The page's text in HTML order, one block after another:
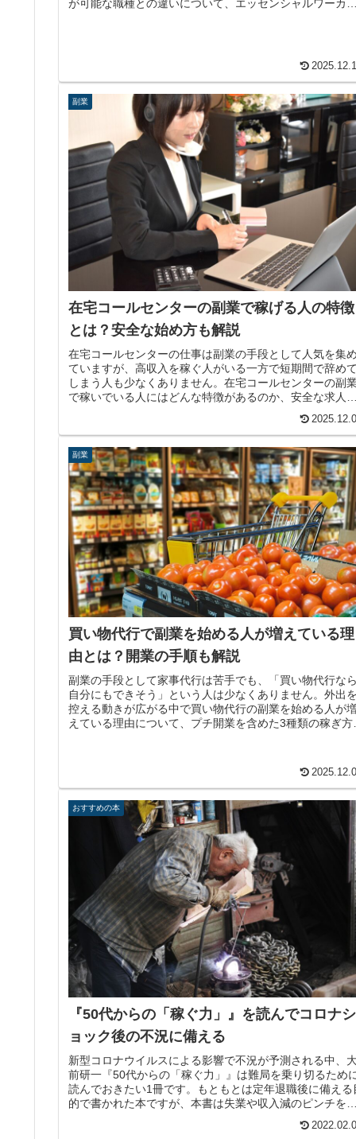
が可能な職種との違いについて、エッセンシャルワーカー
副業
在宅コールセンターの副業で稼げる人の特徴
とは？安全な始め方も解説
在宅コールセンターの仕事は副業の手段として人気を集め
ていますが、高収入を稼ぐ人がいる一方で短期間で辞めて
しまう人も少なくありません。在宅コールセンターの副
で稼いでいる人にはどんな特徴があるのか、安全な求人の
副業
買い物代行で副業を始める人が増えている理
由とは？開業の手順も解説
副業の手段として家事代行は苦手でも、「買い物代行なら
自分にもできそう」という人は少なくありません。外出を
控える動きが広がる中で買い物代行の副業を始める人が
えている理由について、プチ開業を含めた3種類の稼ぎ方
おすすめの本
『50代からの「稼ぐ力」』を読んでコロナシ
ョック後の不況に備える
新型コロナウイルスによる影響で不況が予測される中、
前研一『50代からの「稼ぐ力」』は難局を乗り切るため
読んでおきたい1冊です。もともとは定年退職後に備える
的で書かれた本ですが、本書は失業や収入減のピンチを脱